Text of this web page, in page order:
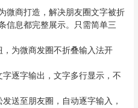
商打造，解决朋友圈文字被折
信息都完整展示。只需简单三
为微商发圈不折叠输入法开
逐字输出，文字多行显示，不
至朋友圈，自动逐字输入，